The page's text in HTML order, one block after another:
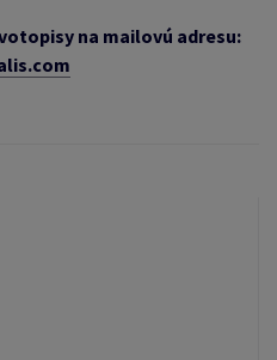
na mailovú adresu: